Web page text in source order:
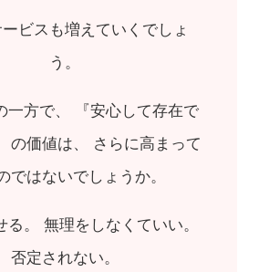
ビスも増えていくでしょ
う。
一方で、 『安心して存在で
の価値は、 さらに高まって
ではないでしょうか。
る。 無理をしなくていい。
否定されない。